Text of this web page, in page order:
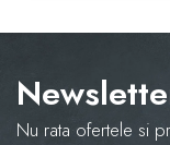
Nu rata ofertele si